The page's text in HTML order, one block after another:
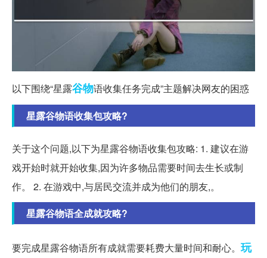
以下围绕“星露谷物语收集任务完成”主题解决网友的困惑
星露谷物语收集包攻略?
关于这个问题,以下为星露谷物语收集包攻略: 1. 建议在游
戏开始时就开始收集,因为许多物品需要时间去生长或制
作。 2. 在游戏中,与居民交流并成为他们的朋友,。
星露谷物语全成就攻略?
要完成星露谷物语所有成就需要耗费大量时间和耐心。 玩